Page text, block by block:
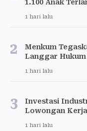
1.100 Anak
1 hari lalu
2
Menkum
Langgar Hukum
1 hari lalu
3
Investasi
Lowongan Kerja
1 hari lalu